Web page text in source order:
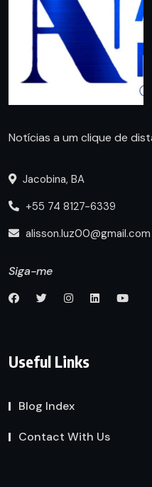
Notícias a um clique de
Jacobina, BA
+55 74 8127-6339
alisson.luz00@gmail.com
Siga-me
Useful Links
Blog Index
Contact With Us